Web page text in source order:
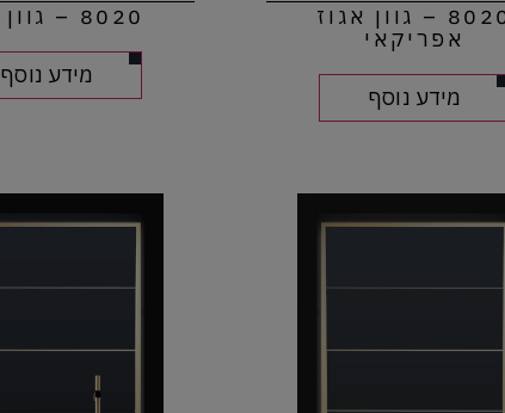
8020 – גוון אגוז
אפריקאי
מידע נוסף
8020 – גוון אגוז
מידע נוסף